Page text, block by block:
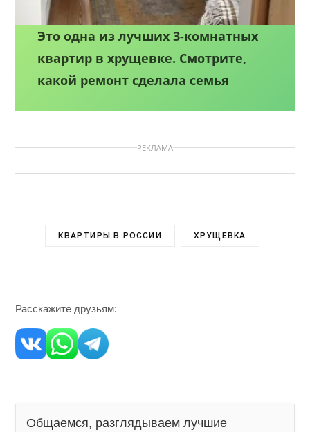
Это одна из лучших 3-комнатных
квартир в хрущевке. Смотрите,
какой ремонт сделала семья
РЕКЛАМА
КВАРТИРЫ В РОССИИ ХРУЩЕВКА
Расскажите друзьям:
Общаемся, разглядываем лучшие